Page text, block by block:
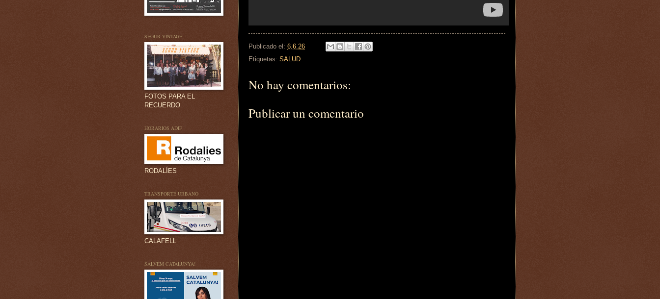
Publicado el: 6.6.26
Etiquetas: SALUD
No hay comentarios:
Publicar un comentario
SEGUR VINTAGE
FOTOS PARA EL
RECUERDO
HORARIOS ADIF
RODALÍES
TRANSPORTE URBANO
CALAFELL
SALVEM CATALUNYA!